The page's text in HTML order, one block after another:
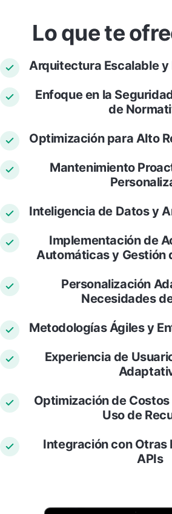
Lo que te
Arquitectura Escalable y
Enfoque en la
de
Optimización para Alto
Mantenimiento
Inteligencia de Datos y
Implementación de
Automáticas y Gestión
Personalización
Necesidades
Metodologías Ágiles y
Experiencia de
Optimización de
Uso de
Integración con Otras
APIs